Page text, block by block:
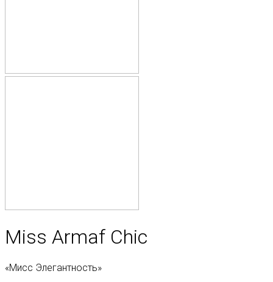
Miss Armaf Chic
«Мисс Элегантность»